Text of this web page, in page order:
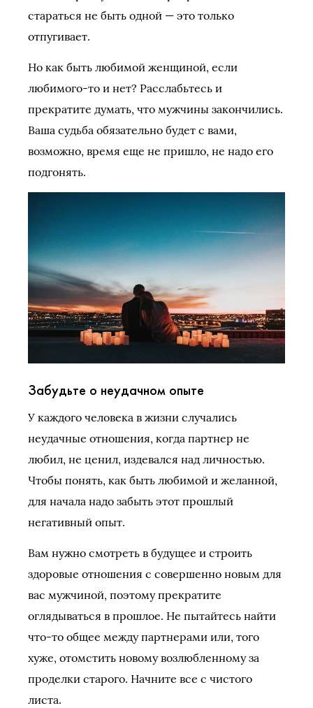
стараться не быть одной — это только
отпугивает.
Но как быть любимой женщиной, если
любимого-то и нет? Расслабьтесь и
прекратите думать, что мужчины закончились.
Ваша судьба обязательно будет с вами,
возможно, время еще не пришло, не надо его
подгонять.
Забудьте о неудачном опыте
У каждого человека в жизни случались
неудачные отношения, когда партнер не
любил, не ценил, издевался над личностью.
Чтобы понять, как быть любимой и желанной,
для начала надо забыть этот прошлый
негативный опыт.
Вам нужно смотреть в будущее и строить
здоровые отношения с совершенно новым для
вас мужчиной, поэтому прекратите
оглядываться в прошлое. Не пытайтесь найти
что-то общее между партнерами или, того
хуже, отомстить новому возлюбленному за
проделки старого. Начните все с чистого
листа.